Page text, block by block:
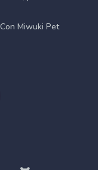
Miwuki Pet